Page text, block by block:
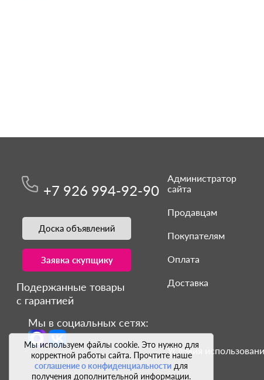
Мы используем файлы cookie. Это нужно для
корректной работы сайта. Прочтите наше
соглашение о конфиденциальности для
получения дополнительной информации.
+7 926 994-92-90
Доска объявлений
Заявка скупщику
Подержанные товары
с гарантией
Мы в социальных сетях:
Администратор
сайта
Продавцам
Покупателям
Оплата
Доставка
Условия